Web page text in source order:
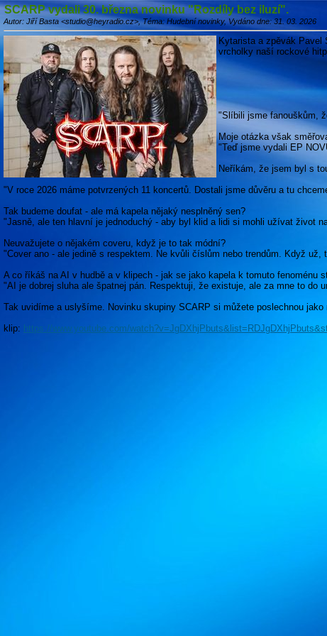
SCARP vydali 30. března novinku "Rozdíly bez iluzí".
Autor: Jiří Basta <studio@heyradio.cz>, Téma: Hudební novinky, Vydáno dne: 31. 03. 2026
Kytarista a zpěvák Pavel
vrcholky naší rockové
"Slíbili jsme fanouškům,
Moje otázka však
"Teď jsme vydali EP
Neříkám, že jsem byl s
"V roce 2026 máme potvrzených 11 koncertů. Dostali jsme důvěru a tu
Tak budeme doufat - ale má kapela nějaký nesplněný sen?
"Jasně, ale ten hlavní je jednoduchý - aby byl klid a lidi si mohli užívat život
Neuvažujete o nějakém coveru, když je to tak módní?
"Cover ano - ale jedině s respektem. Ne kvůli číslům nebo trendům. Když
A co říkáš na AI v hudbě a v klipech - jak se jako kapela k tomuto fenoménu
"AI je dobrej sluha ale špatnej pán. Respektuji, že existuje, ale za mne to
Tak uvidíme a uslyšíme. Novinku skupiny SCARP si můžete poslechnou jako
klip: https://www.youtube.com/